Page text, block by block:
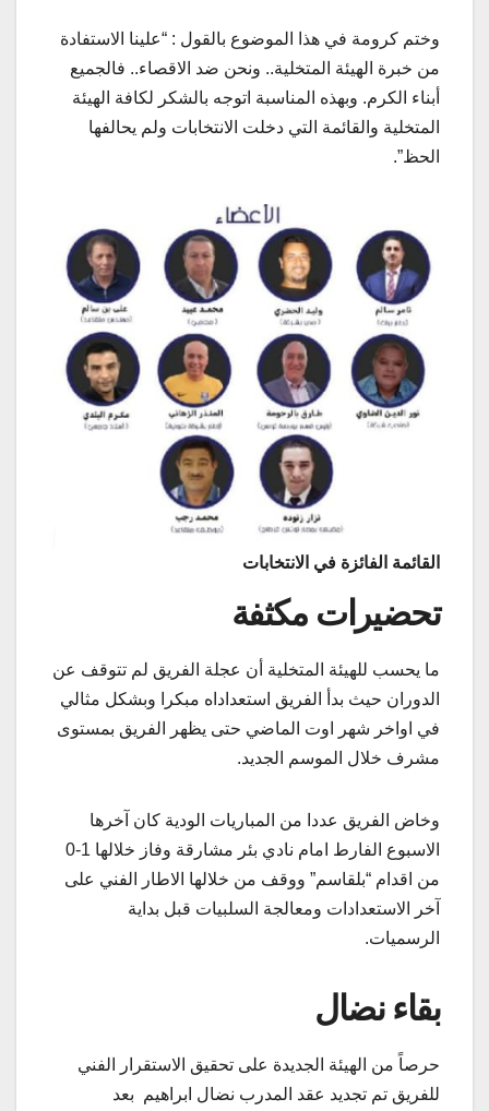
وختم كرومة في هذا الموضوع بالقول : “علينا الاستفادة
من خبرة الهيئة المتخلية.. ونحن ضد الاقصاء.. فالجميع
أبناء الكرم. وبهذه المناسبة اتوجه بالشكر لكافة الهيئة
المتخلية والقائمة التي دخلت الانتخابات ولم يحالفها
الحظ”.
القائمة الفائزة في الانتخابات
تحضيرات مكثفة
ما يحسب للهيئة المتخلية أن عجلة الفريق لم تتوقف عن
الدوران حيث بدأ الفريق استعداداه مبكرا وبشكل مثالي
في اواخر شهر اوت الماضي حتى يظهر الفريق بمستوى
مشرف خلال الموسم الجديد.
وخاض الفريق عددا من المباريات الودية كان آخرها
الاسبوع الفارط امام نادي بئر مشارقة وفاز خلالها 1-0
من اقدام “بلقاسم” ووقف من خلالها الاطار الفني على
آخر الاستعدادات ومعالجة السلبيات قبل بداية
الرسميات.
بقاء نضال
حرصاً من الهيئة الجديدة على تحقيق الاستقرار الفني
للفريق تم تجديد عقد المدرب نضال ابراهيم بعد